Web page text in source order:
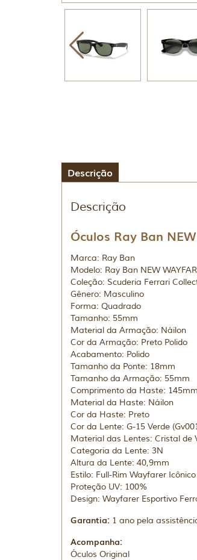
Descrição
Descrição
Óculos Ray Ban
Marca: Ray Ban
Modelo: Ray Ban NEW
Coleção: Scuderia Ferrari
Gênero: Masculino
Forma: Quadrado
Tamanho: 55mm
Material da Armação: Náilon
Cor da Armação: Preto Polido
Acabamento: Polido
Tamanho da Ponte: 18mm
Tamanho da Armação: 55mm
Comprimento da Haste: 145mm
Material da Haste: Náilon
Cor da Haste: Preto
Cor da Lente: G-15 Verde
Material das Lentes: Cristal de
Categoria da Lente: 3N
Altura da Lente: 40,9mm
Estilo: Full-Rim Wayfarer Icônico
Proteção UV: 100%
Design: Wayfarer Esportivo
Garantia: 1 ano pela
Acompanha:
Óculos Original